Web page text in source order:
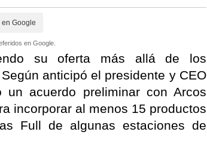
Google
en Google.
su oferta más allá de los
anticipó el presidente y CEO
acuerdo preliminar con Arcos
incorporar al menos 15 productos
Full de algunas estaciones de